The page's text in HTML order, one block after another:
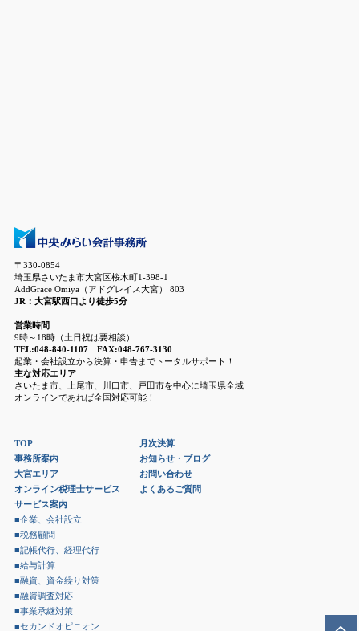
〒330-0854
埼玉県さいたま市大宮区桜木町1-398-1
AddGrace Omiya（アドグレイス大宮） 803
JR：大宮駅西口より徒歩5分
営業時間
9時～18時（土日祝は要相談）
TEL:048-840-1107 FAX:048-767-3130
起業・会社設立から決算・申告までトータルサポート！
主な対応エリア
さいたま市、上尾市、川口市、戸田市を中心に埼玉県全域
オンラインであれば全国対応可能！
TOP
事務所案内
大宮エリア
オンライン税理士サービス
サービス案内
■企業、会社設立
■税務顧問
■記帳代行、経理代行
■給与計算
■融資、資金繰り対策
■融資調査対応
■事業承継対策
■セカンドオピニオン
月次決算
お知らせ・ブログ
お問い合わせ
よくあるご質問